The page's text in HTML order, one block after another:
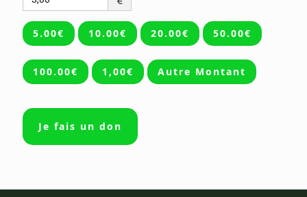
5.00€ 10.00€ 20.00€ 50.00€
100.00€ 1,00€ Autre Montant
Je fais un don